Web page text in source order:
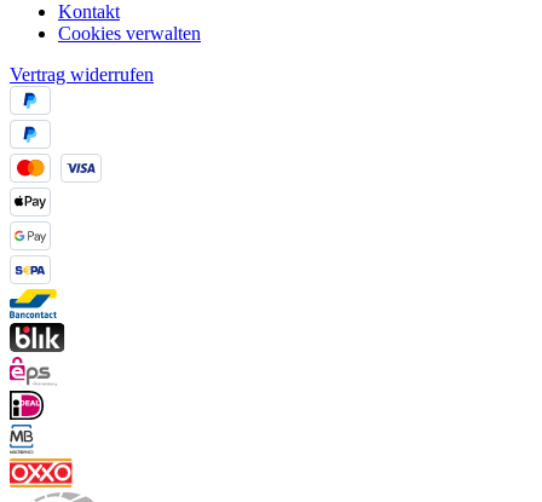
Kontakt
Cookies verwalten
Vertrag widerrufen